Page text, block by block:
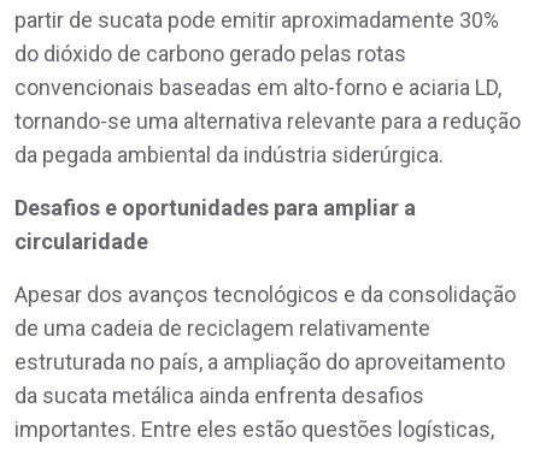
partir de sucata pode emitir aproximadamente 30%
do dióxido de carbono gerado pelas rotas
convencionais baseadas em alto-forno e aciaria LD,
tornando-se uma alternativa relevante para a redução
da pegada ambiental da indústria siderúrgica.
Desafios e oportunidades para ampliar a
circularidade
Apesar dos avanços tecnológicos e da consolidação
de uma cadeia de reciclagem relativamente
estruturada no país, a ampliação do aproveitamento
da sucata metálica ainda enfrenta desafios
importantes. Entre eles estão questões logísticas,